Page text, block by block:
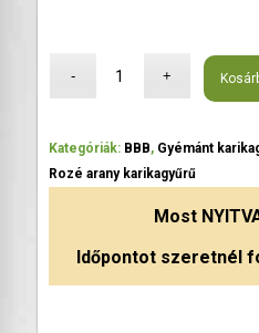
Kategóriák: BBB, Gyémánt
Rozé arany karikagyűrű
Most
Időpontot szeretnél